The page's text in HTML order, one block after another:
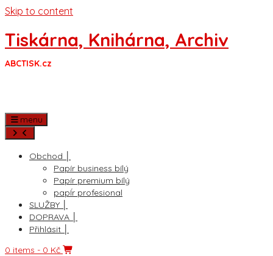
Skip to content
Tiskárna, Knihárna, Archiv
ABCTISK.cz
menu
Obchod │
Papír business bílý
Papír premium bílý
papÍr profesional
SLUŽBY │
DOPRAVA │
Přihlásit │
0 items - 0 Kč